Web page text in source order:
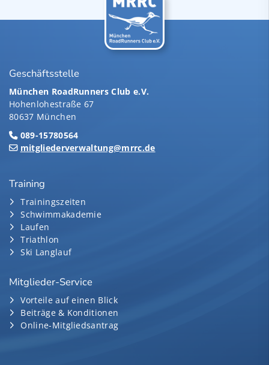
Geschäftsstelle
München RoadRunners Club e.V.
Hohenlohestraße 67
80637 München
089-15780564
mitgliederverwaltung@mrrc.de
Training
Trainingszeiten
Schwimmakademie
Laufen
Triathlon
Ski Langlauf
Mitglieder-Service
Vorteile auf einen Blick
Beiträge & Konditionen
Online-Mitgliedsantrag